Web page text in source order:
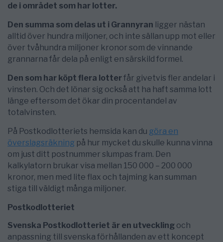
de i området som har lotter.
Den summa som delas ut i Grannyran ligger nästan
alltid över hundra miljoner, och inte sällan upp mot eller
över tvåhundra miljoner kronor som de vinnande
grannarna får dela på enligt en särskild formel.
Den som har köpt flera lotterfår givetvis fler andelar i
vinsten. Och det lönar sig också att ha haft samma lott
länge eftersom det ökar din procentandel av
totalvinsten.
På Postkodlotteriets hemsida kan du göra en
överslagsräkning på hur mycket du skulle kunna vinna
om just ditt postnummer slumpas fram. Den
kalkylatorn brukar visa mellan 150 000 – 200 000
kronor, men med lite flax och tajming kan summan
stiga till väldigt många miljoner.
Postkodlotteriet
Svenska Postkodlotteriet är en utveckling och
anpassning till svenska förhållanden av ett koncept